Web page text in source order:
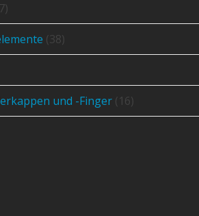
(38)
und -Finger (16)